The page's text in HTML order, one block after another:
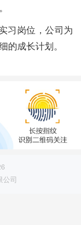
习岗位，公司为
的成长计划。
公司